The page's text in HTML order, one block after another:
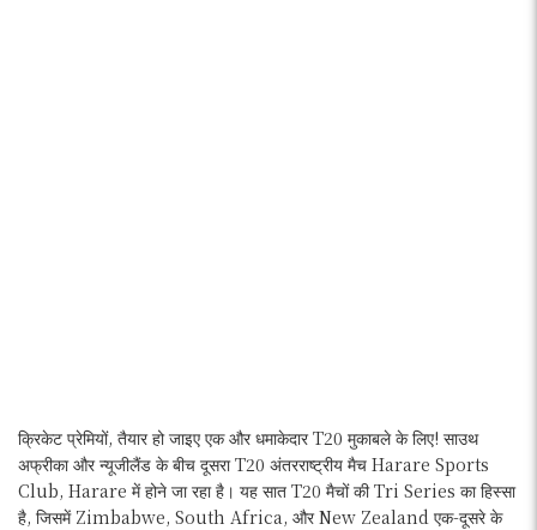
क्रिकेट प्रेमियों, तैयार हो जाइए एक और धमाकेदार T20 मुकाबले के लिए! साउथ
अफ्रीका और न्यूजीलैंड के बीच दूसरा T20 अंतरराष्ट्रीय मैच Harare Sports
Club, Harare में होने जा रहा है। यह सात T20 मैचों की Tri Series का हिस्सा
है, जिसमें Zimbabwe, South Africa, और New Zealand एक-दूसरे के